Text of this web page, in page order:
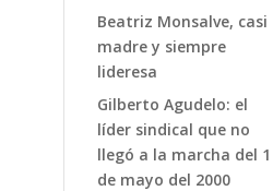
Beatriz Monsalve, casi
madre y siempre
lideresa
Gilberto Agudelo: el
líder sindical que no
llegó a la marcha del 1
de mayo del 2000